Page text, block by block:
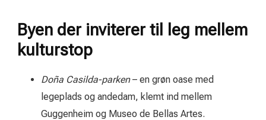
Byen der inviterer til leg mellem
kulturstop
Doña Casilda-parken– en grøn oase med
legeplads og andedam, klemt ind mellem
Guggenheim og Museo de Bellas Artes.